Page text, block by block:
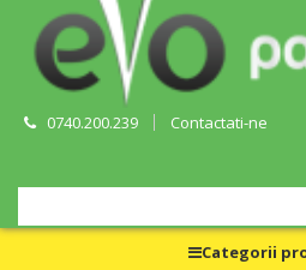
0740.200.239 Contactati-ne
Categorii